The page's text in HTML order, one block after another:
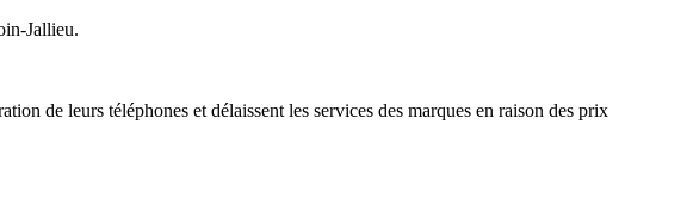
Jallieu.
de leurs téléphones et délaissent les services des marques en raison des prix